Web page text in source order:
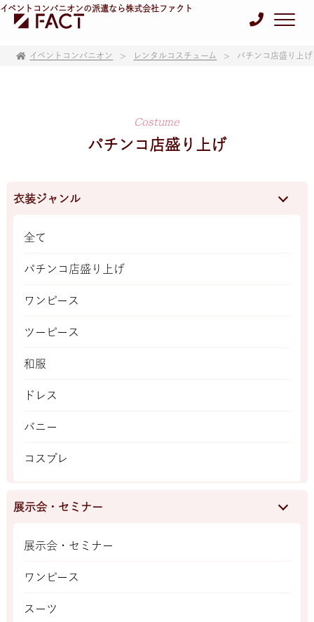
イベントコンパニオンの派遣なら株式会社ファクト
イベントコンパニオン レンタルコスチューム パチンコ店盛り上げ
Costume
パチンコ店盛り上げ
衣装ジャンル
全て
パチンコ店盛り上げ
ワンピース
ツーピース
和服
ドレス
バニー
コスプレ
展示会・セミナー
展示会・セミナー
ワンピース
スーツ